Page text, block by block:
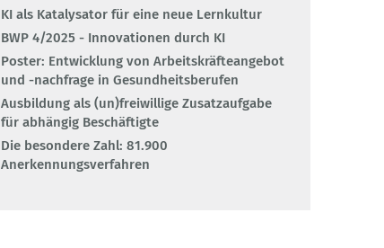
KI als Katalysator für eine neue Lernkultur
BWP 4/2025 - Innovationen durch KI
Poster: Entwicklung von Arbeitskräfteangebot
und -nachfrage in Gesundheitsberufen
Ausbildung als (un)freiwillige Zusatzaufgabe
für abhängig Beschäftigte
Die besondere Zahl: 81.900
Anerkennungsverfahren